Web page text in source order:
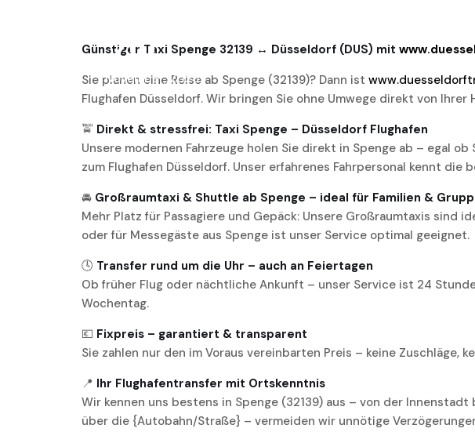
20
November, 2025
Günstiger Taxi Spenge 32139 ↔ Düsseldorf (DUS) mit
Sie planen eine Reise ab Spenge (32139)? Dann ist
Flughafen Düsseldorf. Wir bringen Sie ohne Umwege direkt von
🚖 Direkt & stressfrei: Taxi Spenge – Düsseldorf Flughafen
Unsere modernen Fahrzeuge holen Sie direkt in Spenge ab – egal
zum Flughafen Düsseldorf. Unser erfahrenes Fahrpersonal kennt
🚘 Großraumtaxi & Shuttle ab Spenge – ideal für Familien &
Mehr Platz für Passagiere und Gepäck: Unsere Großraumtaxis sind
oder für Messegäste aus Spenge ist unser Service optimal geeignet.
🕓 Transfer rund um die Uhr – auch an Feiertagen
Ob früher Flug oder nächtliche Ankunft – unser Service ist 24
Wochentag.
💶 Fixpreis – garantiert & transparent
Sie zahlen nur den im Voraus vereinbarten Preis – keine Zuschläge,
📍 Ihr Flughafentransfer mit Ortskenntnis
Wir kennen uns bestens in Spenge (32139) aus – von der
über die {Autobahn/Straße} – vermeiden wir unnötige